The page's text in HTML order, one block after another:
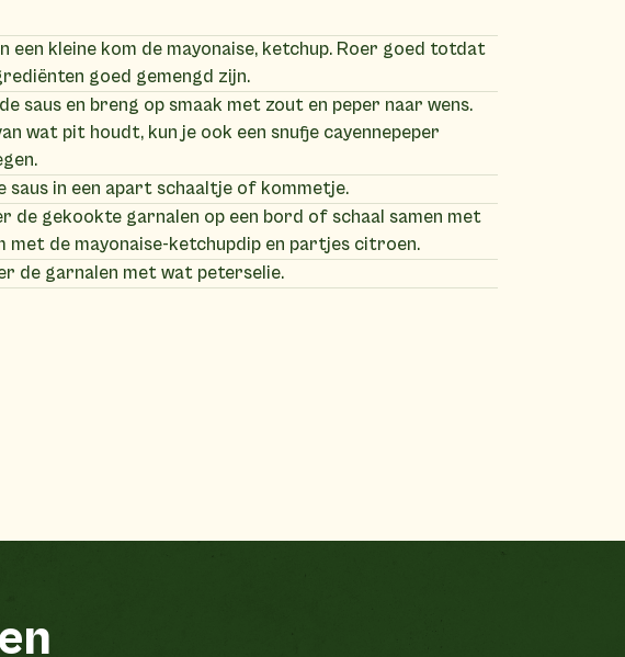
een kleine kom de mayonaise, ketchup. Roer goed totdat
goed gemengd zijn.
saus en breng op smaak met zout en peper naar wens.
wat pit houdt, kun je ook een snufje cayennepeper
saus in een apart schaaltje of kommetje.
de gekookte garnalen op een bord of schaal samen met
met de mayonaise-ketchupdip en partjes citroen.
de garnalen met wat peterselie.